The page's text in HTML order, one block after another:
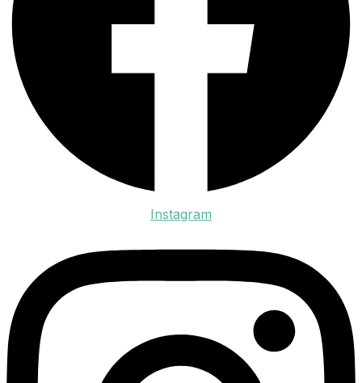
Instagram